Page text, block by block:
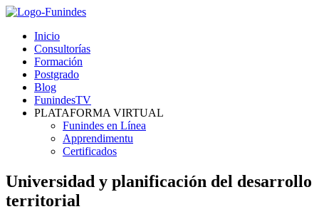
Inicio
Consultorías
Formación
Postgrado
Blog
FunindesTV
PLATAFORMA VIRTUAL
Funindes en Línea
Apprendimentu
Certificados
Universidad y planificación del desarrollo
territorial